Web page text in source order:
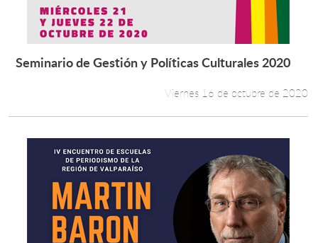
Leer más +
Seminario de Gestión y Políticas Culturales 2020
Viernes 16 de octubre de 2020